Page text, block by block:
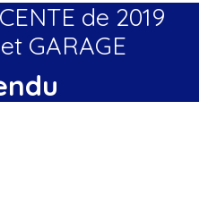
de 2019
GARAGE